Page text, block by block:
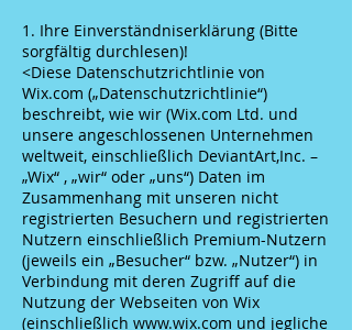
1. Ihre Einverständniserklärung (Bitte
sorgfältig durchlesen)!
<Diese Datenschutzrichtlinie von
Wix.com („Datenschutzrichtlinie“)
beschreibt, wie wir (Wix.com Ltd. und
unsere angeschlossenen Unternehmen
weltweit, einschließlich DeviantArt,Inc. –
„Wix“ , „wir“ oder „uns“) Daten im
Zusammenhang mit unseren nicht
registrierten Besuchern und registrierten
Nutzern einschließlich Premium-Nutzern
(jeweils ein „Besucher“ bzw. „Nutzer“) in
Verbindung mit deren Zugriff auf die
Nutzung der Webseiten von Wix
(einschließlich www.wix.com und jegliche